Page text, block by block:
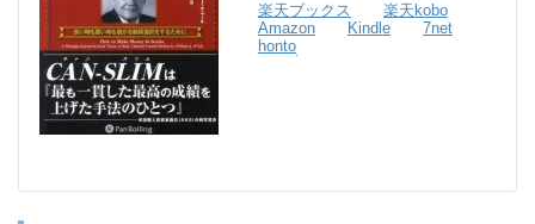
楽天ブックス
楽天kobo
Amazon
Kindle
7net
honto